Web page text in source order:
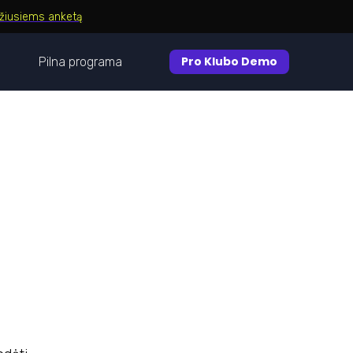
anketą
Pilna programa Pro Klubo Demo